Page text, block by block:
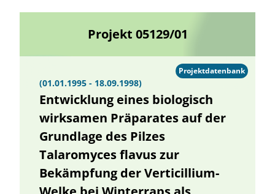
Projekt 05129/01
(01.01.1995 - 18.09.1998)
Entwicklung eines biologisch
wirksamen Präparates auf der
Grundlage des Pilzes
Talaromyces flavus zur
Bekämpfung der Verticillium-
Projektdatenbank